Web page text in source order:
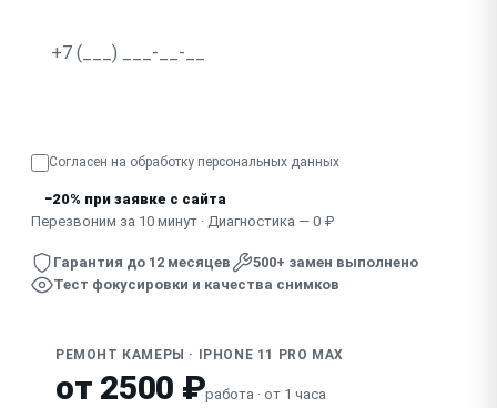
Согласен на обработку персональных данных
−20% при заявке с сайта
Перезвоним за 10 минут · Диагностика — 0 ₽
Гарантия до 12 месяцев
500+ замен выполнено
Тест фокусировки и качества снимков
РЕМОНТ КАМЕРЫ · IPHONE 11 PRO MAX
от 2500 ₽работа · от 1 часа